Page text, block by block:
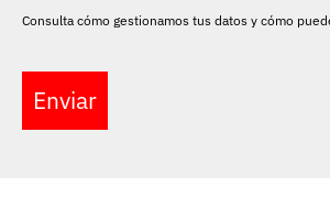
Consulta cómo gestionamos tus datos y cómo
Enviar